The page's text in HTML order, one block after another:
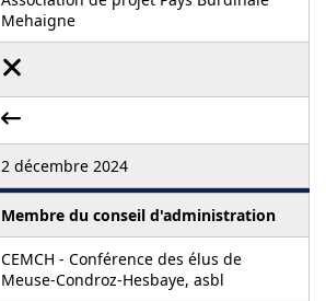
Mehaigne
2 décembre 2024
Membre du conseil d'administration
CEMCH - Conférence des élus de
Meuse-Condroz-Hesbaye, asbl